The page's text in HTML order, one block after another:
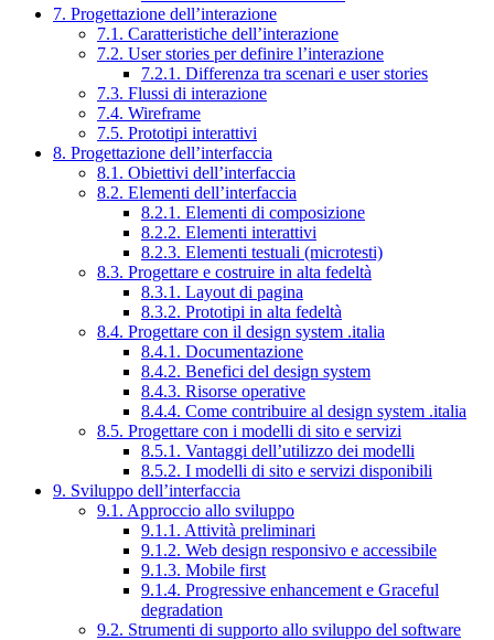
7. Progettazione dell’interazione
7.1. Caratteristiche dell’interazione
7.2. User stories per definire l’interazione
7.2.1. Differenza tra scenari e user stories
7.3. Flussi di interazione
7.4. Wireframe
7.5. Prototipi interattivi
8. Progettazione dell’interfaccia
8.1. Obiettivi dell’interfaccia
8.2. Elementi dell’interfaccia
8.2.1. Elementi di composizione
8.2.2. Elementi interattivi
8.2.3. Elementi testuali (microtesti)
8.3. Progettare e costruire in alta fedeltà
8.3.1. Layout di pagina
8.3.2. Prototipi in alta fedeltà
8.4. Progettare con il design system .italia
8.4.1. Documentazione
8.4.2. Benefici del design system
8.4.3. Risorse operative
8.4.4. Come contribuire al design system .italia
8.5. Progettare con i modelli di sito e servizi
8.5.1. Vantaggi dell’utilizzo dei modelli
8.5.2. I modelli di sito e servizi disponibili
9. Sviluppo dell’interfaccia
9.1. Approccio allo sviluppo
9.1.1. Attività preliminari
9.1.2. Web design responsivo e accessibile
9.1.3. Mobile first
9.1.4. Progressive enhancement e Graceful
degradation
9.2. Strumenti di supporto allo sviluppo del software